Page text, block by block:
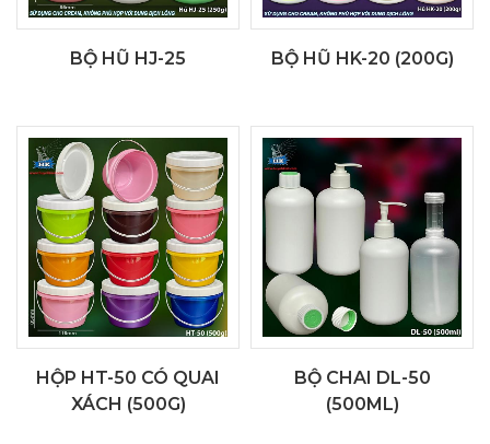
BỘ HŨ HJ-25 BỘ HŨ HK-20 (200G)
HỘP HT-50 CÓ QUAI
XÁCH (500G)
BỘ CHAI DL-50
(500ML)